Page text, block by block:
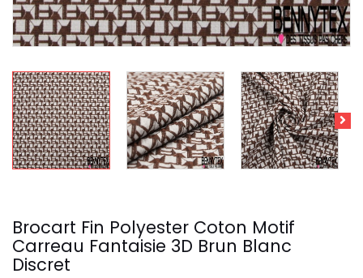
Brocart Fin Polyester Coton Motif
Carreau Fantaisie 3D Brun Blanc
Discret